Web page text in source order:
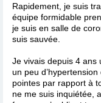
Rapidement, je suis
équipe formidable
je suis en salle de
suis sauvée.
Je vivais depuis 4 ans
un peu
pointes par rapport à
ne me suis inquiétée,